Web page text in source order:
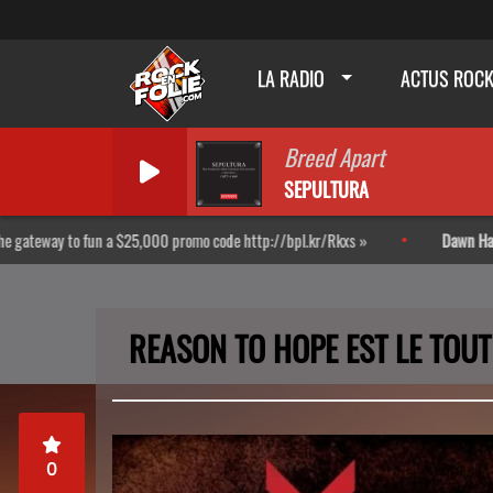
LA RADIO ACTUS ROCK
Breed Apart
SEPULTURA
code http://bpl.kr/Rkxs Dawn Harbor- Merci à Tibouchon et
REASON TO HOPE EST LE
0